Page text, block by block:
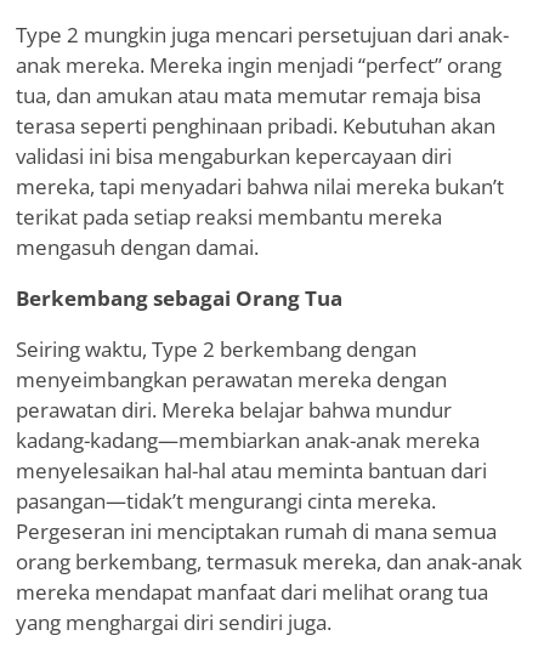
Type 2 mungkin juga mencari persetujuan dari anak-
anak mereka. Mereka ingin menjadi “perfect” orang
tua, dan amukan atau mata memutar remaja bisa
terasa seperti penghinaan pribadi. Kebutuhan akan
validasi ini bisa mengaburkan kepercayaan diri
mereka, tapi menyadari bahwa nilai mereka bukan’t
terikat pada setiap reaksi membantu mereka
mengasuh dengan damai.
Berkembang sebagai Orang Tua
Seiring waktu, Type 2 berkembang dengan
menyeimbangkan perawatan mereka dengan
perawatan diri. Mereka belajar bahwa mundur
kadang-kadang—membiarkan anak-anak mereka
menyelesaikan hal-hal atau meminta bantuan dari
pasangan—tidak’t mengurangi cinta mereka.
Pergeseran ini menciptakan rumah di mana semua
orang berkembang, termasuk mereka, dan anak-anak
mereka mendapat manfaat dari melihat orang tua
yang menghargai diri sendiri juga.